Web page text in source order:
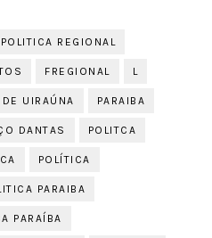
REGIONAL
FREGIONAL L
UIRAÚNA PARAIBA
DANTAS POLITCA
POLÍTICA
PARAIBA
PARAÍBA